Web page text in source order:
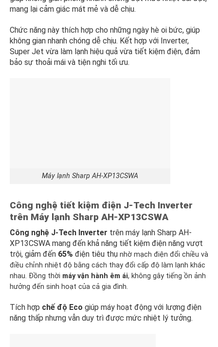
mang lại cảm giác mát mẻ và dễ chịu.
Chức năng này thích hợp cho những ngày hè oi bức, giúp
không gian nhanh chóng dễ chịu. Kết hợp với Inverter,
Super Jet vừa làm lạnh hiệu quả vừa tiết kiệm điện, đảm
bảo sự thoải mái và tiện nghi tối ưu.
Máy lạnh Sharp AH-XP13CSWA
Công nghệ tiết kiệm điện J-Tech Inverter
trên Máy lạnh Sharp AH-XP13CSWA
Công nghệ J-Tech Inverter trên máy lạnh Sharp AH-
XP13CSWA mang đến khả năng tiết kiệm điện năng vượt
trội, giảm đến 65% điện tiêu thụ nhờ mạch điện đổi chiều và
điều chỉnh nhiệt độ bằng cách thay đổi cấp độ làm lạnh khác
nhau. Đồng thời máy vận hành êm ái, không gây tiếng ồn ảnh
hưởng đến sinh hoạt của cả gia đình.
Tích hợp chế độ Eco giúp máy hoạt động với lượng điện
năng thấp nhưng vẫn duy trì được mức nhiệt lý tưởng.